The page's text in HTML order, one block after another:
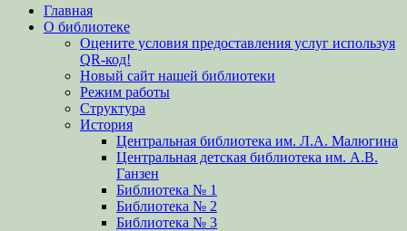
Перейти
содержимому
Главная
О библиотеке
Оцените условия предоставления услуг используя
QR-код!
Новый сайт нашей библиотеки
Режим работы
Структура
История
Центральная библиотека им. Л.А. Малюгина
Центральная детская библиотека им. А.В.
Ганзен
Библиотека № 1
Библиотека № 2
Библиотека № 3